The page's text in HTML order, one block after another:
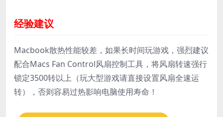
经验建议
Macbook散热性能较差，如果长时间玩游戏，强烈建议
配合Macs Fan Control风扇控制工具，将风扇转速强行
锁定3500转以上（玩大型游戏请直接设置风扇全速运
转），否则容易过热影响电脑使用寿命！